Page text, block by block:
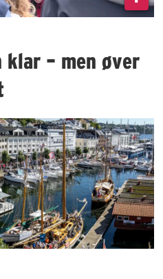
klar – men øver